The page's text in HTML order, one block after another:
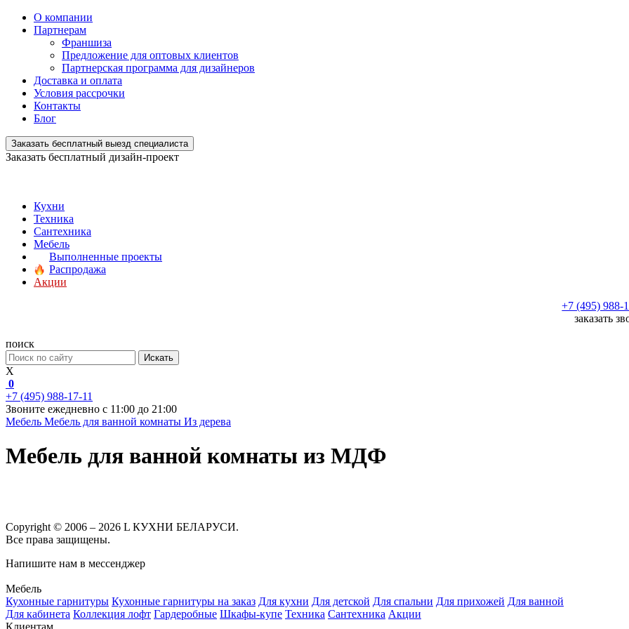
О компании
Партнерам
Франшиза
Предложение для оптовых клиентов
Партнерская программа для дизайнеров
Доставка и оплата
Условия рассрочки
Контакты
Блог
Заказать бесплатный выезд специалиста
Заказать бесплатный дизайн-проект
Кухни
Техника
Сантехника
Мебель
Выполненные проекты
Распродажа
Акции
+7 (495) 988-
заказать
поиск
Искать
X
0
+7 (495) 988-17-11
Звоните ежедневно с 11:00 до 21:00
Мебель Мебель для ванной комнаты Из дерева
Мебель для ванной комнаты из МДФ
Copyright © 2006 – 2026 L КУХНИ БЕЛАРУСИ.
Все права защищены.
Напишите нам в мессенджер
Мебель
Кухонные гарнитуры Кухонные гарнитуры на заказ Для кухни Для детской Для спальни Для прихожей Для ванной
Для кабинета Коллекция лофт Гардеробные Шкафы-купе Техника Сантехника Акции
Клиентам